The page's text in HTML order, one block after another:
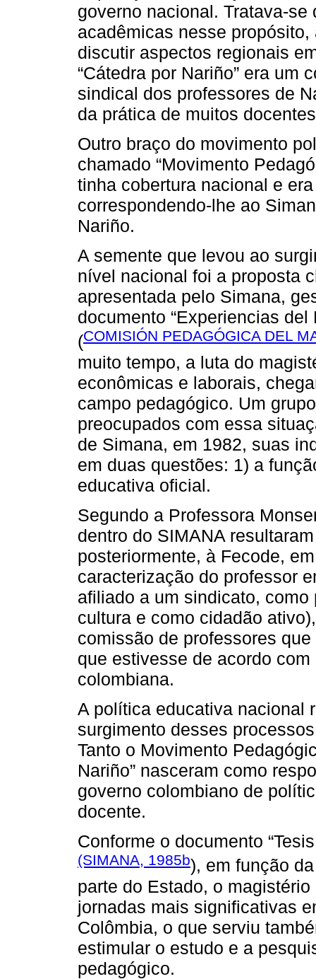
governo nacional. Tratava-
acadêmicas nesse
discutir aspectos regionais
“Cátedra por Nariño” era um
sindical dos professores de
da prática de muitos
Outro braço do movimento
chamado “Movimento
tinha cobertura nacional e
correspondendo-lhe ao
Nariño.
A semente que levou ao
nível nacional foi a proposta
apresentada pelo Simana,
documento “Experiencias
(COMISIÓN PEDAGÓGICA DEL
muito tempo, a luta do
econômicas e laborais,
campo pedagógico. Um
preocupados com essa
de Simana, em 1982, suas
em duas questões: 1) a
educativa oficial.
Segundo a Professora
dentro do SIMANA
posteriormente, à Fecode,
caracterização do professor
afiliado a um sindicato,
cultura e como cidadão
comissão de professores
que estivesse de acordo
colombiana.
A política educativa nacional
surgimento desses
Tanto o Movimento
Nariño” nasceram como
governo colombiano de
docente.
Conforme o documento
(SIMANA, 1985b), em função
parte do Estado, o
jornadas mais significativas
Colômbia, o que serviu
estimular o estudo e a
pedagógico.